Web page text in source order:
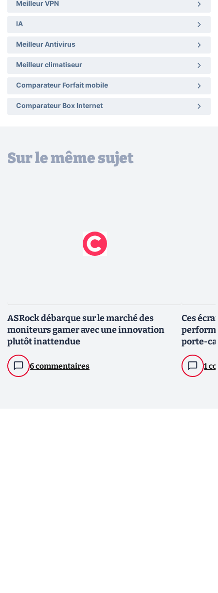
Meilleur VPN
IA
Meilleur Antivirus
Meilleur climatiseur
Comparateur Forfait mobile
Comparateur Box Internet
Sur le même sujet
ASRock débarque sur le marché des
moniteurs gamer avec une innovation
plutôt inattendue
6 commentaires
Ces
porte-
1